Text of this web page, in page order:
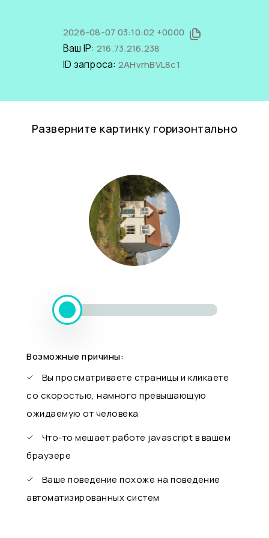
2026-08-07 03:10:02 +0000
Ваш IP: 216.73.216.238
ID запроса: 2AHvrhBVL8c1
Разверните картинку горизонтально
Возможные причины:
Вы просматриваете страницы и кликаете
со скоростью, намного превышающую
ожидаемую от человека
Что-то мешает работе javascript в вашем
браузере
Ваше поведение похоже на поведение
автоматизированных систем